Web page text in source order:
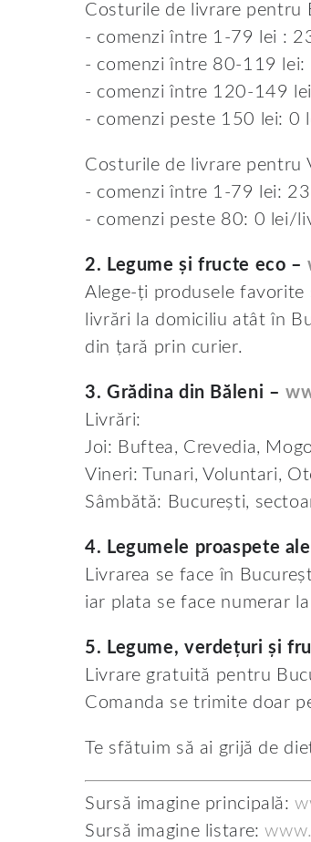
Costurile de livrare pentru
- comenzi între 1-79 lei :
- comenzi între 80-119
- comenzi între 120-149
- comenzi peste 150 lei: 0
Costurile de livrare pentru
- comenzi între 1-79 lei:
- comenzi peste 80: 0 lei/
2. Legume și fructe eco –
Alege-ți produsele favorite
livrări la domiciliu atât în
din țară prin curier.
3. Grădina din Băleni –
Livrări:
Joi: Buftea, Crevedia,
Vineri: Tunari, Voluntari,
Sâmbătă: București,
4. Legumele proaspete
Livrarea se face în
iar plata se face numerar
5. Legume, verdețuri și
Livrare gratuită pentru
Comanda se trimite doar
Te sfătuim să ai grijă de
Sursă imagine principală:
Sursă imagine listare: